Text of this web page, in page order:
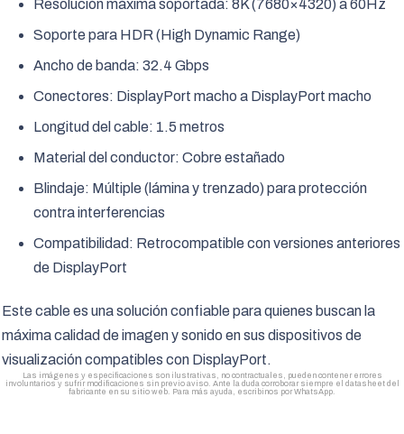
Resolución máxima soportada: 8K (7680×4320) a 60Hz
Soporte para HDR (High Dynamic Range)
Ancho de banda: 32.4 Gbps
Conectores: DisplayPort macho a DisplayPort macho
Longitud del cable: 1.5 metros
Material del conductor: Cobre estañado
Blindaje: Múltiple (lámina y trenzado) para protección
contra interferencias
Compatibilidad: Retrocompatible con versiones anteriores
de DisplayPort
Este cable es una solución confiable para quienes buscan la
máxima calidad de imagen y sonido en sus dispositivos de
visualización compatibles con DisplayPort.
Las imágenes y especificaciones son ilustrativas, no contractuales, pueden contener errores
involuntarios y sufrir modificaciones sin previo aviso. Ante la duda corroborar siempre el datasheet del
fabricante en su sitio web. Para más ayuda, escribinos por WhatsApp.